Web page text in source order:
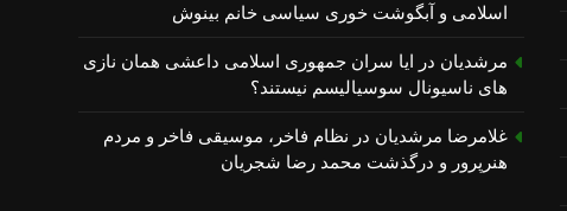
اسلامی و آبگوشت خوری سیاسی خانم بینوش
مرشدیان در ایا سران جمهوری اسلامی داعشی همان نازی
های ناسیونال سوسیالیسم نیستند؟
غلامرضا مرشدیان در نظام فاخر، موسیقی فاخر و مردم
هنرپرور و درگذشت محمد رضا شجریان